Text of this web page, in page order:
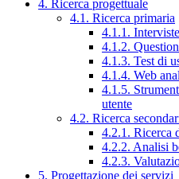
4. Ricerca progettuale
4.1. Ricerca primaria
4.1.1. Interviste
4.1.2.
4.1.3. Test di
4.1.4. Web
4.1.5.
utente
4.2. Ricerca
4.2.1. Ricerca
4.2.2. Analisi
4.2.3.
5. Progettazione dei servizi